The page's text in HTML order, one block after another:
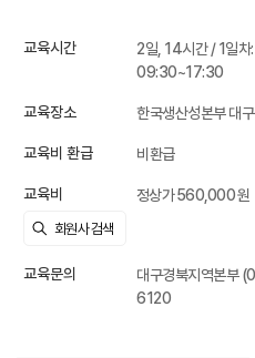
교육시간
2일, 14시간 / 1일
09:30~17:30
교육장소 한국생산성본부 대
교육비 환급 비환급
교육비 정상가 560,000 원
교육문의
대구경북지역본
6120